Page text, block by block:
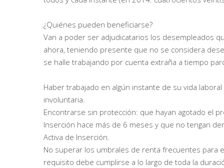
¿Quiénes pueden beneficiarse?
Van a poder ser adjudicatarios los desempleados
ahora, teniendo presente que no se considera
se halle trabajando por cuenta extraña a tiempo
Haber trabajado en algún instante de su vida
involuntaria.
Encontrarse sin protección: que hayan agotado el
Inserción hace más de 6 meses y que no tengan
Activa de Inserción.
No superar los umbrales de renta frecuentes para
requisito debe cumplirse a lo largo de toda la